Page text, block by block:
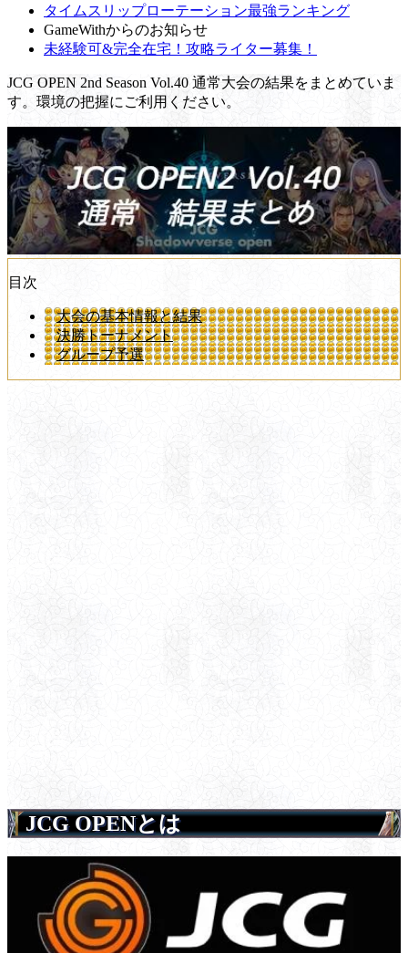
タイムスリップローテーション最強ランキング
GameWithからのお知らせ
未経験可&完全在宅！攻略ライター募集！
JCG OPEN 2nd Season Vol.40 通常大会の結果をまとめていま
す。環境の把握にご利用ください。
目次
大会の基本情報と結果
決勝トーナメント
グループ予選
JCG OPENとは